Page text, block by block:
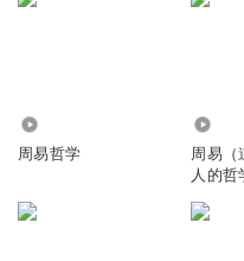
周易哲学
周易（
人的哲